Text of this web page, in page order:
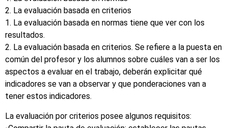
2. La evaluación basada en criterios
1. La evaluación basada en normas tiene que ver con los
resultados.
2. La evaluación basada en criterios. Se refiere a la puesta en
común del profesor y los alumnos sobre cuáles van a ser los
aspectos a evaluar en el trabajo, deberán explicitar qué
indicadores se van a observar y que ponderaciones van a
tener estos indicadores.
La evaluación por criterios posee algunos requisitos: